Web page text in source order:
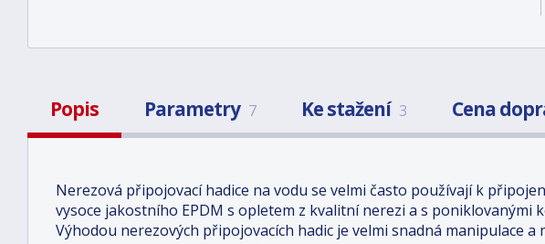
Popis Parametry 7 Ke stažení 3 Cena
Nerezová připojovací hadice na vodu se velmi často používají k
vysoce jakostního EPDM s opletem z kvalitní nerezi a s poniklovanými
Výhodou nerezových připojovacích hadic je velmi snadná manipulace